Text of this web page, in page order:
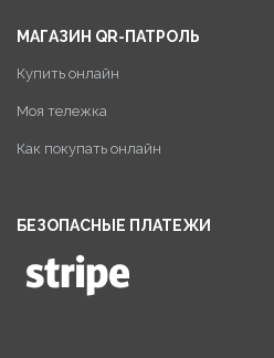
МАГАЗИН QR-ПАТРОЛЬ
Купить онлайн
Моя тележка
Как покупать онлайн
БЕЗОПАСНЫЕ ПЛАТЕЖИ